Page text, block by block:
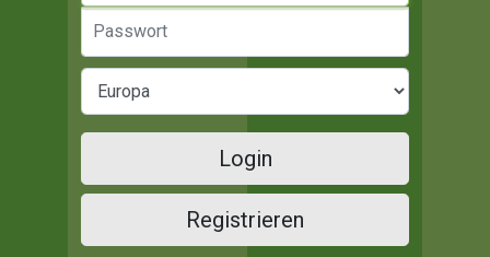
Login
Registrieren